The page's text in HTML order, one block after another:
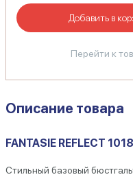
Добавить в
Перейти к
Описание товара
FANTASIE REFLECT
Стильный базовый